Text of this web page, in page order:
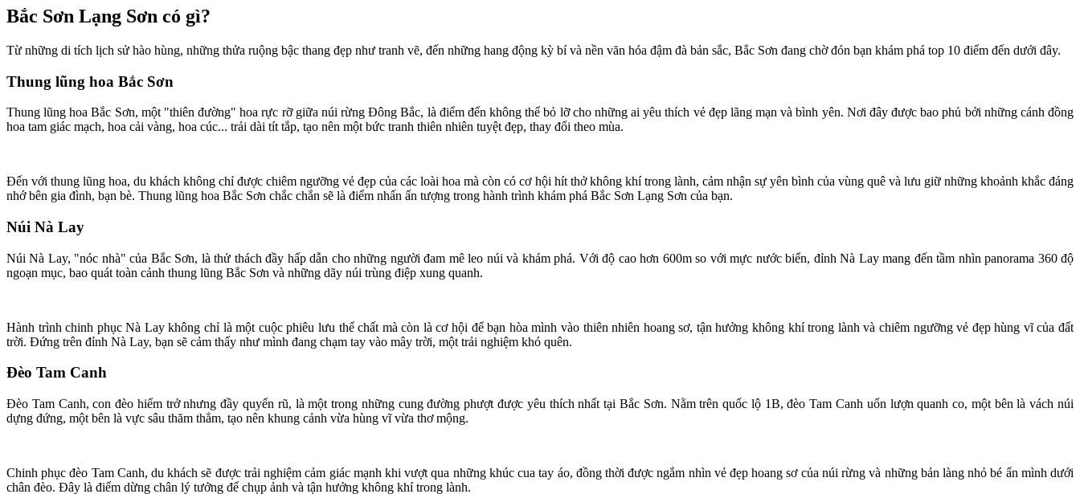
Bắc Sơn Lạng Sơn có gì?
Từ những di tích lịch sử hào hùng, những thửa ruộng bậc thang đẹp như tranh vẽ, đến những hang động kỳ bí và nền văn hóa đậm đà bản sắc, Bắc Sơn đang chờ đón bạn khám phá top 10 điểm đến dưới đây.
Thung lũng hoa Bắc Sơn
Thung lũng hoa Bắc Sơn, một "thiên đường" hoa rực rỡ giữa núi rừng Đông Bắc, là điểm đến không thể bỏ lỡ cho những ai yêu thích vẻ đẹp lãng mạn và bình yên. Nơi đây được bao phủ bởi những cánh đồng
hoa tam giác mạch, hoa cải vàng, hoa cúc... trải dài tít tắp, tạo nên một bức tranh thiên nhiên tuyệt đẹp, thay đổi theo mùa.
Đến với thung lũng hoa, du khách không chỉ được chiêm ngưỡng vẻ đẹp của các loài hoa mà còn có cơ hội hít thở không khí trong lành, cảm nhận sự yên bình của vùng quê và lưu giữ những khoảnh khắc đáng
nhớ bên gia đình, bạn bè. Thung lũng hoa Bắc Sơn chắc chắn sẽ là điểm nhấn ấn tượng trong hành trình khám phá Bắc Sơn Lạng Sơn của bạn.
Núi Nà Lay
Núi Nà Lay, "nóc nhà" của Bắc Sơn, là thử thách đầy hấp dẫn cho những người đam mê leo núi và khám phá. Với độ cao hơn 600m so với mực nước biển, đỉnh Nà Lay mang đến tầm nhìn panorama 360 độ
ngoạn mục, bao quát toàn cảnh thung lũng Bắc Sơn và những dãy núi trùng điệp xung quanh.
Hành trình chinh phục Nà Lay không chỉ là một cuộc phiêu lưu thể chất mà còn là cơ hội để bạn hòa mình vào thiên nhiên hoang sơ, tận hưởng không khí trong lành và chiêm ngưỡng vẻ đẹp hùng vĩ của đất
trời. Đứng trên đỉnh Nà Lay, bạn sẽ cảm thấy như mình đang chạm tay vào mây trời, một trải nghiệm khó quên.
Đèo Tam Canh
Đèo Tam Canh, con đèo hiểm trở nhưng đầy quyến rũ, là một trong những cung đường phượt được yêu thích nhất tại Bắc Sơn. Nằm trên quốc lộ 1B, đèo Tam Canh uốn lượn quanh co, một bên là vách núi
dựng đứng, một bên là vực sâu thăm thẳm, tạo nên khung cảnh vừa hùng vĩ vừa thơ mộng.
Chinh phục đèo Tam Canh, du khách sẽ được trải nghiệm cảm giác mạnh khi vượt qua những khúc cua tay áo, đồng thời được ngắm nhìn vẻ đẹp hoang sơ của núi rừng và những bản làng nhỏ bé ẩn mình dưới
chân đèo. Đây là điểm dừng chân lý tưởng để chụp ảnh và tận hưởng không khí trong lành.